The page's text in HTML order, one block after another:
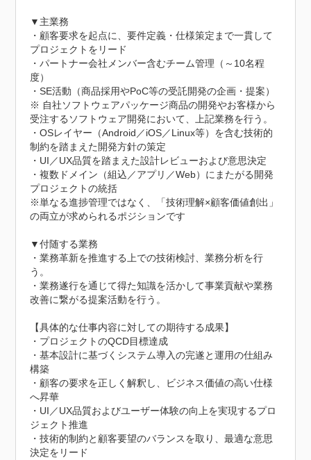
▼主業務
・顧客要求を起点に、要件定義・仕様策定まで一貫して
プロジェクトをリード
・パートナー会社メンバー含むチーム管理（～10名程
度）
・SE活動（商品採用やPoC等の受託開発の企画・提案）
※ 自社ソフトウェアパッケージ商品の開発やお客様から
受注するソフトウェア開発において、上記業務を行う。
・OSレイヤー（Android／iOS／Linux等）を含む技術的
制約を踏まえた開発方針の策定
・UI／UX品質を踏まえた設計レビューおよび意思決定
・複数ドメイン（組込／アプリ／Web）にまたがる開発
プロジェクトの統括
※単なる進捗管理ではなく、「技術理解×顧客価値創出」
の両立が求められるポジションです
▼付随する業務
・業務革新を推進する上での技術検討、業務分析を行
う。
・業務遂行を通じて得た知識を活かして事業貢献や業務
改善に繋がる提案活動を行う。
【具体的な仕事内容に対しての期待する成果】
・プロジェクトのQCD目標達成
・基本設計に基づくシステム導入の完遂と運用の仕組み
構築
・顧客の要求を正しく解釈し、ビジネス価値の高い仕様
へ昇華
・UI／UX品質およびユーザー体験の向上を実現するプロ
ジェクト推進
・技術的制約と顧客要望のバランスを取り、最適な意思
決定をリード